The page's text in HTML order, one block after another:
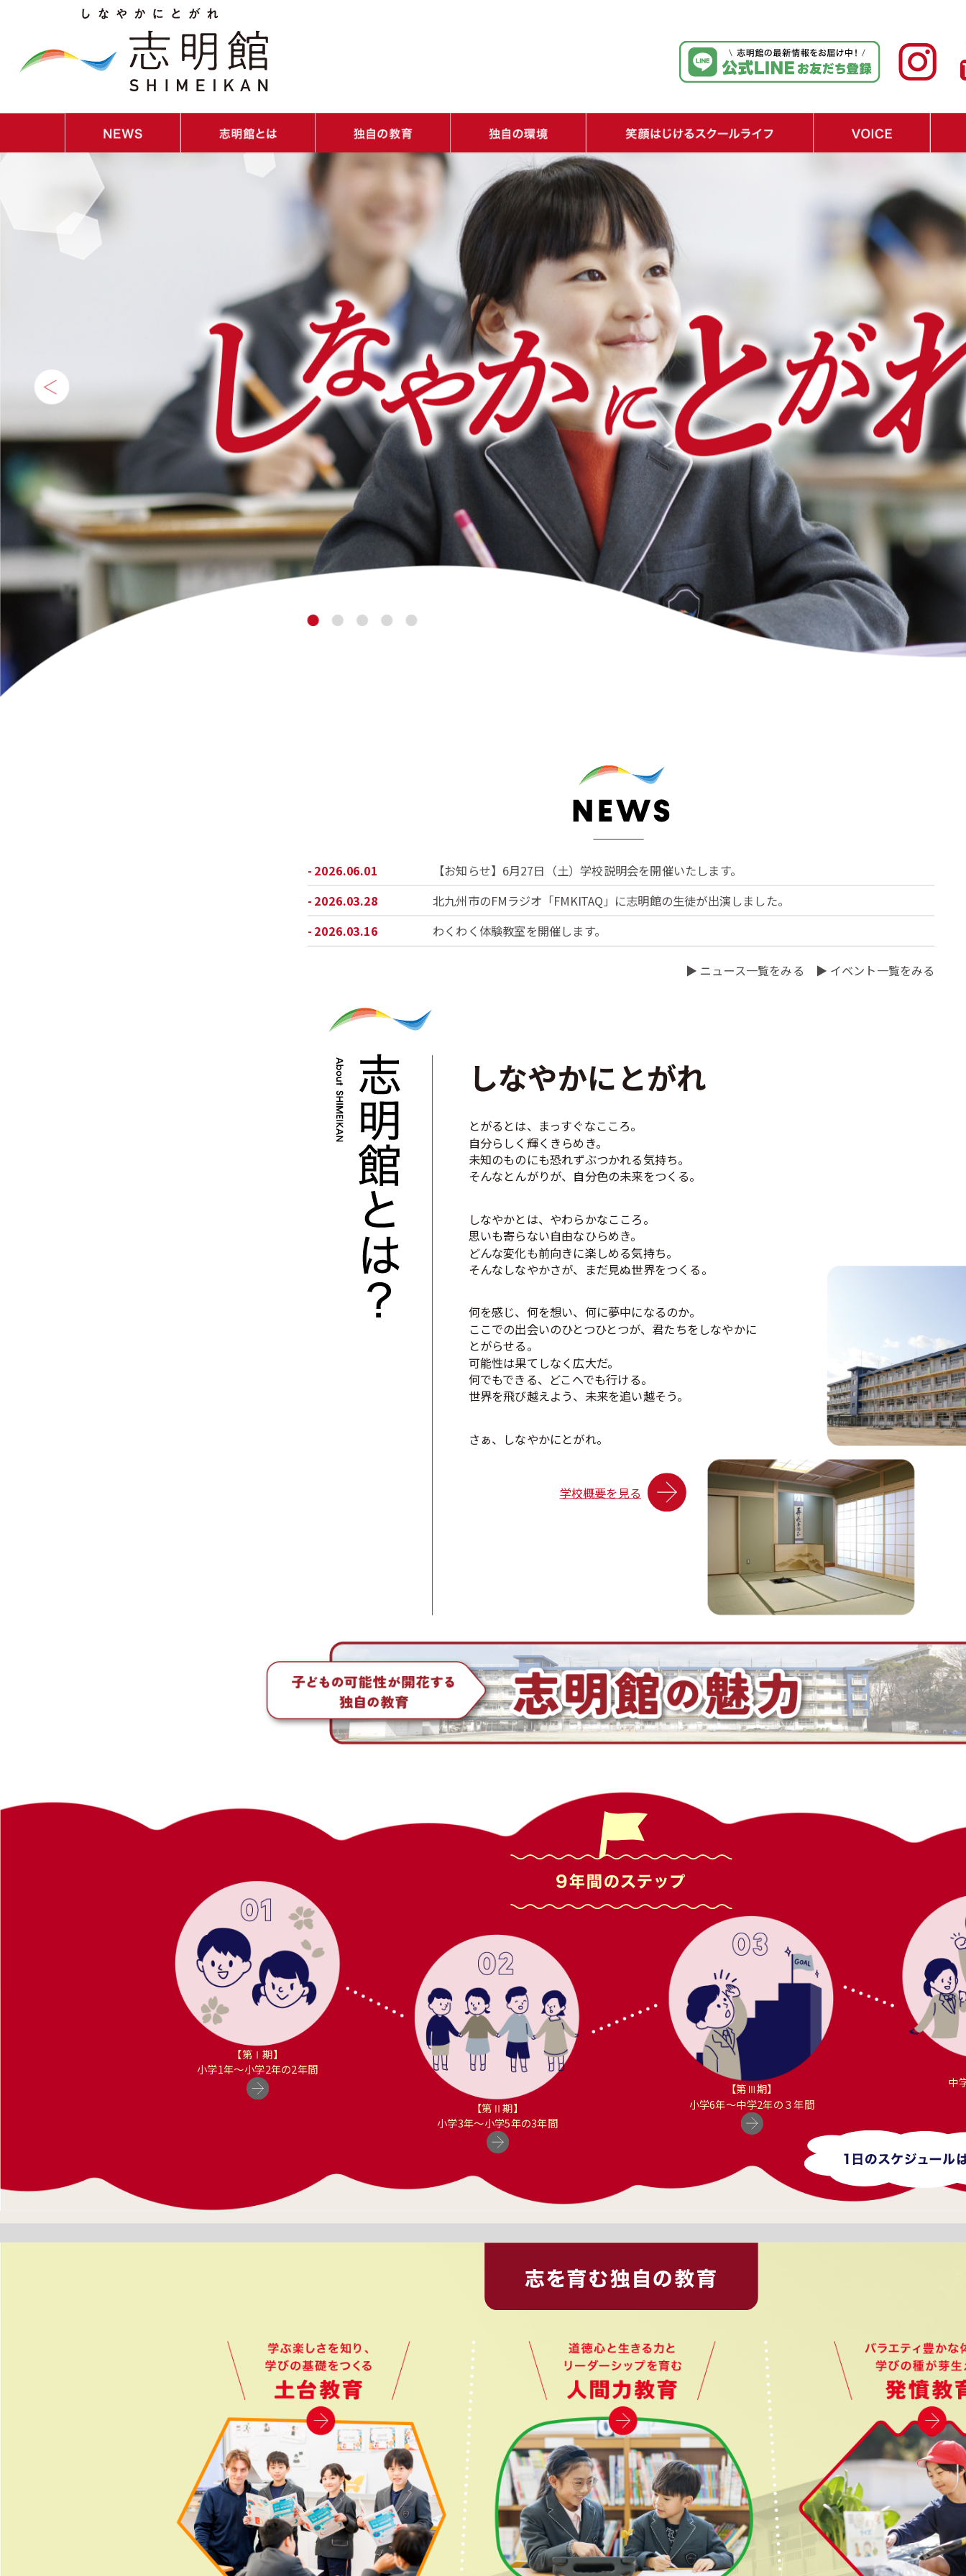
・NEWS｜お知らせ
・イベントスケジュール ・教育理念／教育目標／コンセプト ・学ぶ楽しさを知り、学びの基礎をつくる（土台教育）
・道徳心と生きる力とリーダーシップを育む（人間力教育）
・バラエティ豊かな体験で学びの種が芽生える（発憤教育）
・1人ひとりの可能性が開花する（感性教育）
・ネイティブ教員が常駐！自然に身につく（国際性）・学びを自由に（いつでもどこでも誰とでも）
・多様な学びを可能にする充実した施設・1日のスケジュール
・9年間のステップ
・年間行事
・校長室から
・志明館だより
- 2026.06.01 【お知らせ】6月27日（土）学校説明会を開催いたします。
- 2026.03.28
北九州市のFMラジオ「FMKITAQ」に志明館の生徒が出演しました。
- 2026.03.16
わくわく体験教室を開催します。
- 2025.12.16
- 2025.12.04
- 2025.12.04
公開授業・給食体験を開催します。
- 2025.11.12
- 2025.10.14
Web出願開始しました
- 2025.07.26 夏のわくわく体験教室の開催
- 2025.06.24
- 2025.06.11
公開授業&給食体験 参加受付中！
- 2025.05.02
「校長室から」更新しました。
- 2024.12.01
冬のわくわく体験教室の開催
「教員紹介ページ」がアップされました！
臨時休校のお知らせ
▶ ニュース一覧をみる ▶ イベント一覧をみる
しなやかにとがれ
とがるとは、まっすぐなこころ。
自分らしく輝くきらめき。
未知のものにも恐れずぶつかれる気持ち。
そんなとんがりが、自分色の未来をつくる。
しなやかとは、やわらかなこころ。
思いも寄らない自由なひらめき。
どんな変化も前向きに楽しめる気持ち。
そんなしなやかさが、まだ見ぬ世界をつくる。
何を感じ、何を想い、何に夢中になるのか。
ここでの出会いのひとつひとつが、君たちをしなやかに
とがらせる。
可能性は果てしなく広大だ。
何でもできる、どこへでも行ける。
世界を飛び越えよう、未来を追い越そう。
さぁ、しなやかにとがれ。
学校概要を見る
【第Ⅰ期】
小学1年〜小学2年の2年間
【第Ⅱ期】
小学3年〜小学5年の3年間
【第Ⅲ期】
小学6年〜中学2年の３年間
中